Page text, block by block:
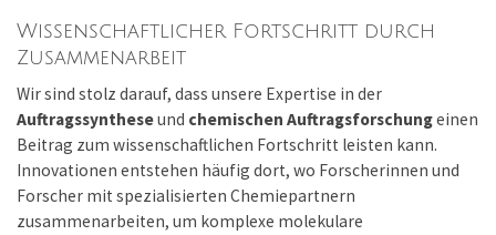
Wissenschaftlicher Fortschritt durch
Zusammenarbeit
Wir sind stolz darauf, dass unsere Expertise in der
Auftragssyntheseund chemischen Auftragsforschungeinen
Beitrag zum wissenschaftlichen Fortschritt leisten kann.
Innovationen entstehen häufig dort, wo Forscherinnen und
Forscher mit spezialisierten Chemiepartnern
zusammenarbeiten, um komplexe molekulare